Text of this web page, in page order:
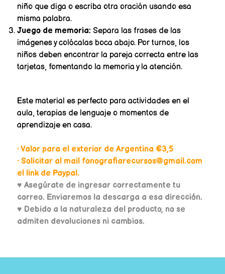
niño que diga o escriba otra oración usando esa
misma palabra.
Juego de memoria: Separa las frases de las
imágenes y colócalas boca abajo. Por turnos, los
niños deben encontrar la pareja correcta entre las
tarjetas, fomentando la memoria y la atención.
Este material es perfecto para actividades en el
aula, terapias de lenguaje o momentos de
aprendizaje en casa.
• Valor para el exterior de Argentina €3,5
• Solicitar al mail fonografiarecursos@gmail.com
el link de Paypal.
♥ Asegúrate de ingresar correctamente tu
correo. Enviaremos la descarga a esa dirección.
♥ Debido a la naturaleza del producto, no se
admiten devoluciones ni cambios.